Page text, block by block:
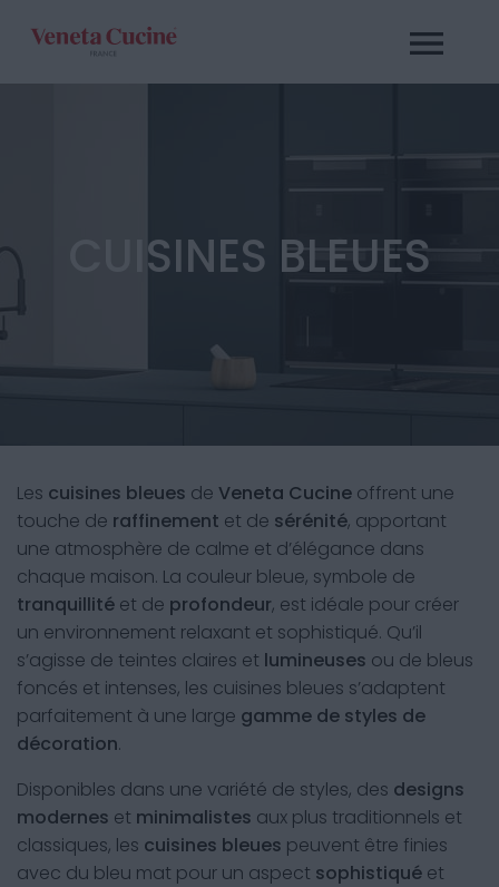
CUISINES BLEUES
Les cuisines bleues de Veneta Cucine offrent une
touche de raffinement et de sérénité, apportant
une atmosphère de calme et d’élégance dans
chaque maison. La couleur bleue, symbole de
tranquillité et de profondeur, est idéale pour créer
un environnement relaxant et sophistiqué. Qu’il
s’agisse de teintes claires et lumineuses ou de bleus
foncés et intenses, les cuisines bleues s’adaptent
parfaitement à une large gamme de styles de
décoration.
Disponibles dans une variété de styles, des designs
modernes et minimalistes aux plus traditionnels et
classiques, les cuisines bleues peuvent être finies
avec du bleu mat pour un aspect sophistiqué et